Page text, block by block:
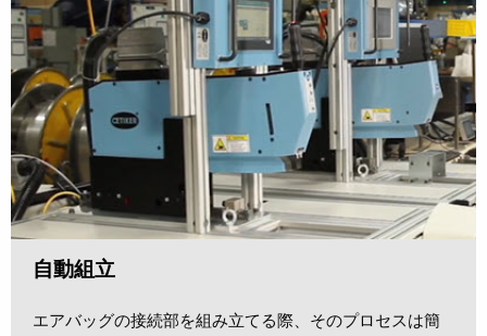
自動組立
エアバッグの接続部を組み立てる際、そのプロセスは簡